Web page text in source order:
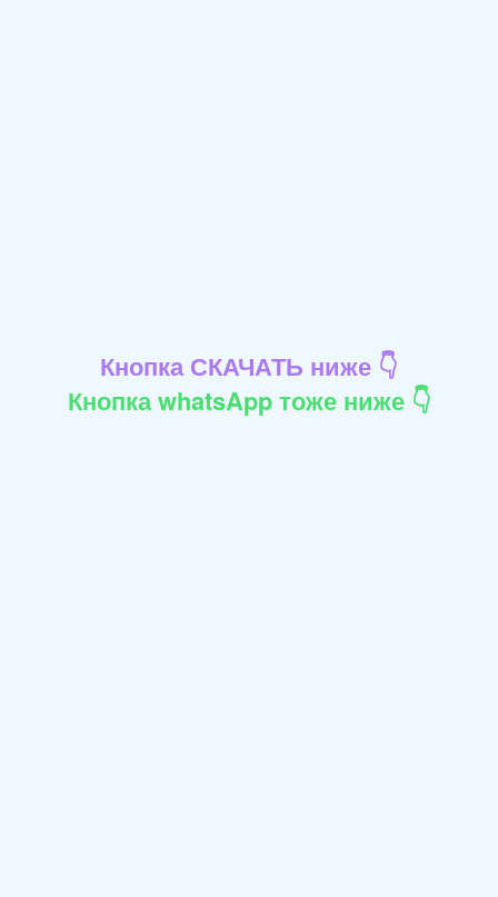
Кнопка СКАЧАТЬ ниже 👇
Кнопка whatsApp тоже ниже 👇